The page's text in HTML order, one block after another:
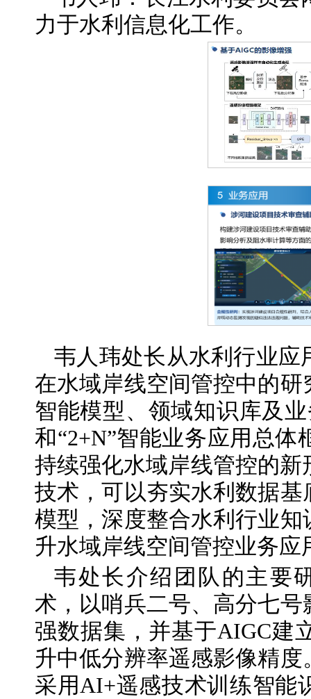
力于水利信息化工作。
韦人玮处长从水利行业
在水域岸线空间管控中的
智能模型、领域知识库及
和“2+N”智能业务应用总
持续强化水域岸线管控的
技术，可以夯实水利数据
模型，深度整合水利行业
升水域岸线空间管控业务
韦处长介绍团队的主要
术，以哨兵二号、高分七
强数据集，并基于AIGC建
升中低分辨率遥感影像精
采用AI+遥感技术训练智能